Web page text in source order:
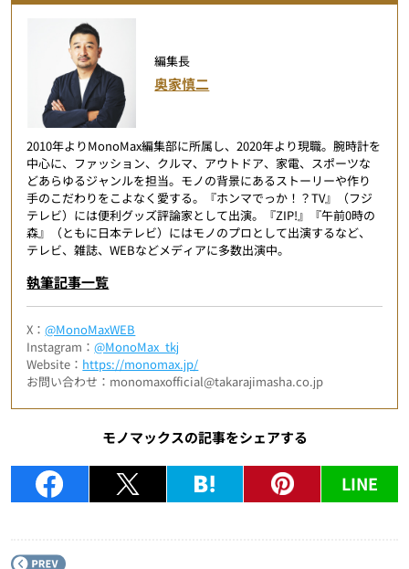
編集長
奥家慎二
2010年よりMonoMax編集部に所属し、2020年より現職。腕時計を
中心に、ファッション、クルマ、アウトドア、家電、スポーツな
どあらゆるジャンルを担当。モノの背景にあるストーリーや作り
手のこだわりをこよなく愛する。『ホンマでっか！？TV』（フジ
テレビ）には便利グッズ評論家として出演。『ZIP!』『午前0時の
森』（ともに日本テレビ）にはモノのプロとして出演するなど、
テレビ、雑誌、WEBなどメディアに多数出演中。
執筆記事一覧
X：@MonoMaxWEB
Instagram：@MonoMax_tkj
Website： https://monomax.jp/
お問い合わせ：monomaxofficial@takarajimasha.co.jp
モノマックスの記事をシェアする
LINE